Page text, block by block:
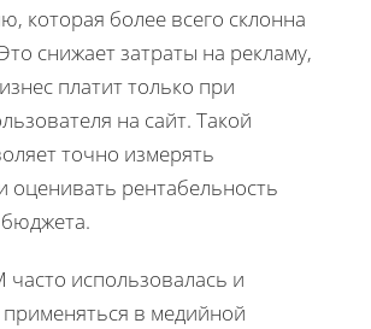
которая более всего склонна
снижает затраты на рекламу,
платит только при
на сайт. Такой
точно измерять
оценивать рентабельность
часто использовалась и
в медийной